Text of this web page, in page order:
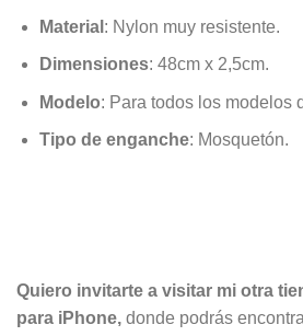
Material : Nylon muy resistente.
Dimensiones: 48cm x 2,5cm.
Modelo: Para todos los modelos
Tipo de enganche: Mosquetón.
Quiero invitarte a visitar mi otra
para iPhone, donde podrás